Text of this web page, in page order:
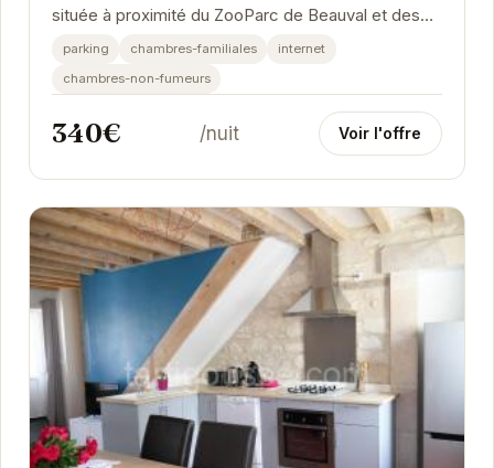
située à proximité du ZooParc de Beauval et des
châteaux de la Loire.
parking chambres-familiales
internet
chambres-non-fumeurs
340€ /nuit Voir l'offre